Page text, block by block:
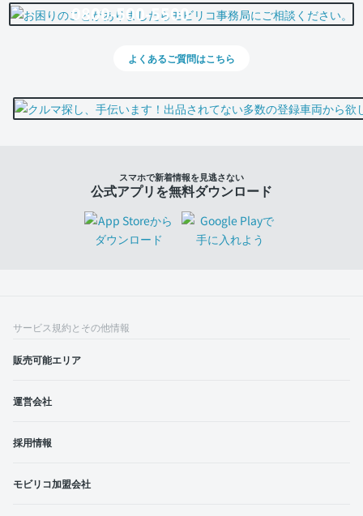
0800-500-5500
よくあるご質問はこちら
スマホで新着情報を見逃さない
公式アプリを無料ダウンロード
サービス規約とその他情報
販売可能エリア
運営会社
採用情報
モビリコ加盟会社